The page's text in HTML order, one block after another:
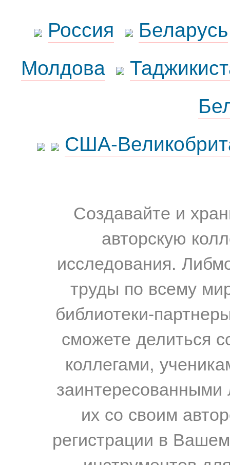
Россия
Беларусь
Молдова
США-
Создавайте и
авторскую
исследования.
труды по всему
библиотеки-
сможете делиться
коллегами,
их со своим
регистрации в